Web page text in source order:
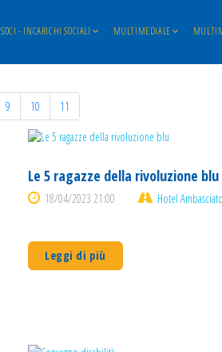
SOCI - INCARICHI SOCIALI MULTIMEDIALE
9 10 11
Le 5 ragazze della rivoluzione blu
18/04/2023 21:00 Hotel
Leggi di più